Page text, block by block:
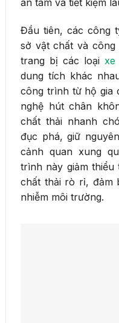
an tâm và tiết kiệm
Đầu tiên, các công
sở vật chất và
trang bị các loại xe
dung tích khác
công trình từ hộ gia
nghệ hút chân
chất thải nhanh
đục phá, giữ
cảnh quan xung
trình này giảm
chất thải rò rỉ, đảm
nhiễm môi trường.